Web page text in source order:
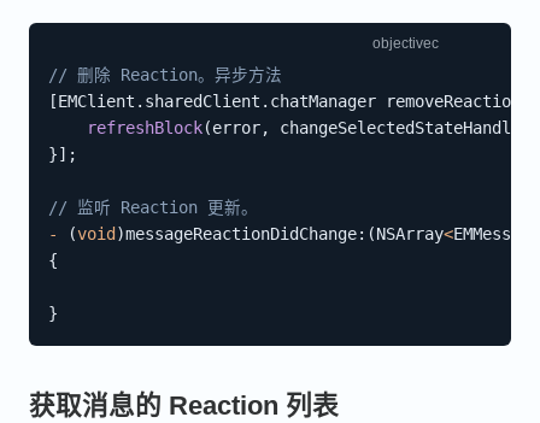
// 删除 Reaction。异步方法
[EMClient . sharedClient . chatManager removeReaction
refreshBlock(error, changeSelectedStateHandle
}] ;
// 监听 Reaction 更新。
-
(void )messageReactionDidChange: (NSArray<
{
}
获取消息的 Reaction 列表